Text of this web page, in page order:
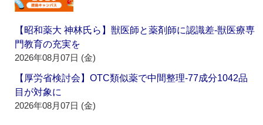
【昭和薬大 神林氏ら】獣医師と薬剤師に認識差‐獣医療専
門教育の充実を
2026年08月07日 (金)
【厚労省検討会】OTC類似薬で中間整理‐77成分1042品
目が対象に
2026年08月07日 (金)